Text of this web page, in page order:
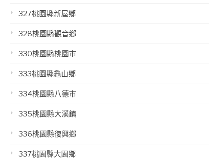
327桃園縣新屋鄉
328桃園縣觀音鄉
330桃園縣桃園市
333桃園縣龜山鄉
334桃園縣八德市
335桃園縣大溪鎮
336桃園縣復興鄉
337桃園縣大園鄉